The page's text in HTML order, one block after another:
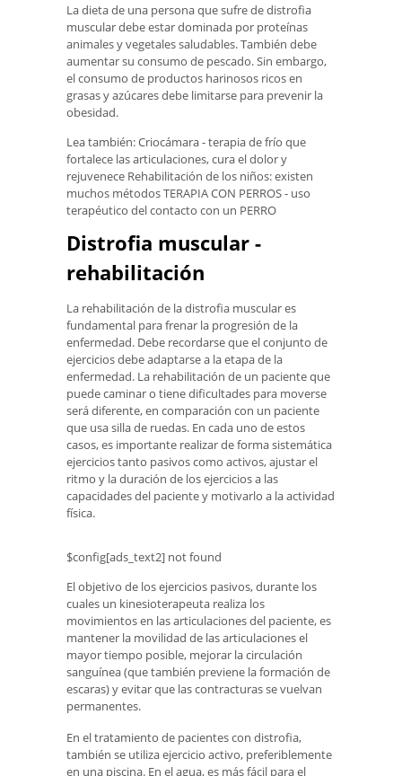
La dieta de una persona que sufre de distrofia
muscular debe estar dominada por proteínas
animales y vegetales saludables. También debe
aumentar su consumo de pescado. Sin embargo,
el consumo de productos harinosos ricos en
grasas y azúcares debe limitarse para prevenir la
obesidad.
Lea también: Criocámara - terapia de frío que
fortalece las articulaciones, cura el dolor y
rejuvenece Rehabilitación de los niños: existen
muchos métodos TERAPIA CON PERROS - uso
terapéutico del contacto con un PERRO
Distrofia muscular -
rehabilitación
La rehabilitación de la distrofia muscular es
fundamental para frenar la progresión de la
enfermedad. Debe recordarse que el conjunto de
ejercicios debe adaptarse a la etapa de la
enfermedad. La rehabilitación de un paciente que
puede caminar o tiene dificultades para moverse
será diferente, en comparación con un paciente
que usa silla de ruedas. En cada uno de estos
casos, es importante realizar de forma sistemática
ejercicios tanto pasivos como activos, ajustar el
ritmo y la duración de los ejercicios a las
capacidades del paciente y motivarlo a la actividad
física.
$config[ads_text2] not found
El objetivo de los ejercicios pasivos, durante los
cuales un kinesioterapeuta realiza los
movimientos en las articulaciones del paciente, es
mantener la movilidad de las articulaciones el
mayor tiempo posible, mejorar la circulación
sanguínea (que también previene la formación de
escaras) y evitar que las contracturas se vuelvan
permanentes.
En el tratamiento de pacientes con distrofia,
también se utiliza ejercicio activo, preferiblemente
en una piscina. En el agua, es más fácil para el